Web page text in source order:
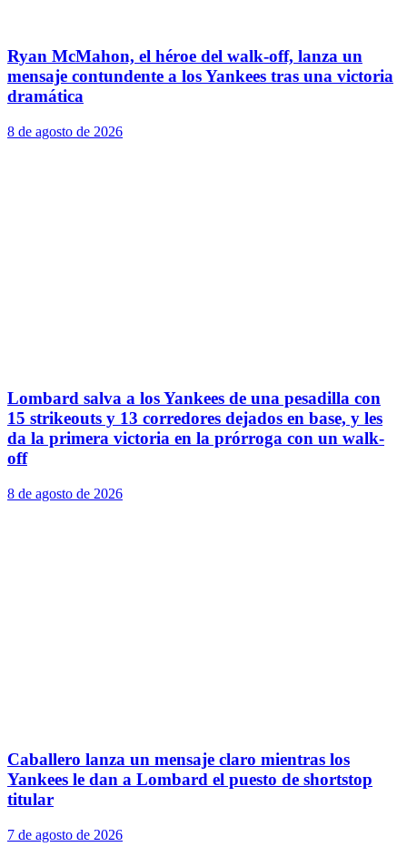
Ryan McMahon, el héroe del walk-off, lanza un
mensaje contundente a los Yankees tras una victoria
dramática
8 de agosto de 2026
Lombard salva a los Yankees de una pesadilla con
15 strikeouts y 13 corredores dejados en base, y les
da la primera victoria en la prórroga con un walk-
off
8 de agosto de 2026
Caballero lanza un mensaje claro mientras los
Yankees le dan a Lombard el puesto de shortstop
titular
7 de agosto de 2026